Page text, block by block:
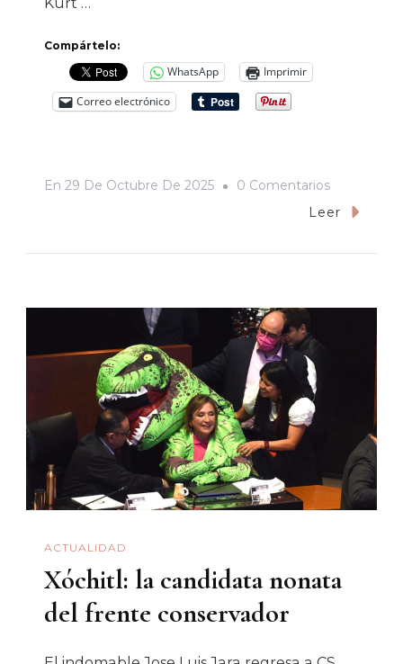
Compártelo:
WhatsApp
Imprimir
Correo electrónico
En 29 De Octubre De 2025 0 ComentariosEn
Tango
Lapidarias
Desde
La
Izquierda
Leer
ACTUALIDAD
Xóchitl: la candidata nonata
del frente conservador